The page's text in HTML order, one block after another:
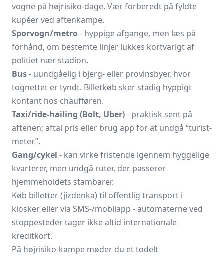
vogne på højrisiko-dage. Vær forberedt på fyldte
kupéer ved aftenkampe.
Sporvogn/metro- hyppige afgange, men læs på
forhånd, om bestemte linjer lukkes kortvarigt af
politiet nær stadion.
Bus- uundgåelig i bjerg- eller provinsbyer, hvor
tognettet er tyndt. Billetkøb sker stadig hyppigt
kontant hos chaufføren.
Taxi/ride-hailing (Bolt, Uber)- praktisk sent på
aftenen; aftal pris eller brug app for at undgå “turist­
meter”.
Gang/cykel - kan virke fristende igennem hyggelige
kvarterer, men undgå ruter, der passerer
hjemmeholdets stambarer.
Køb billetter (jízdenka) til offentlig transport i
kiosker eller via SMS-/mobil­app - automaterne ved
stoppesteder tager ikke altid internationale
kreditkort.
På højrisiko-kampe møder du et todelt